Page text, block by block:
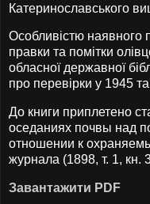
Катеринославського
Особливістю наявного
правки та помітки
обласної державної
про перевірки у 1945
До книги приплетено
оседаниях почвы над
отношении к
журнала (1898, т. 1, кн.
Завантажити PDF